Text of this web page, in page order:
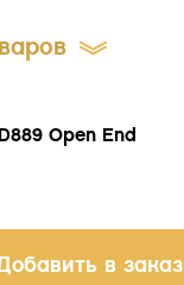
Open End
в заказ